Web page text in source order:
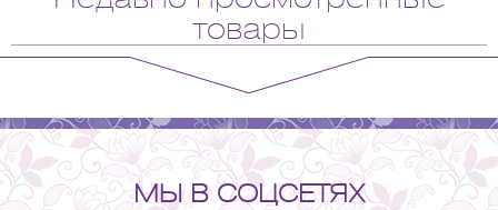
товары
МЫ В СОЦСЕТЯХ